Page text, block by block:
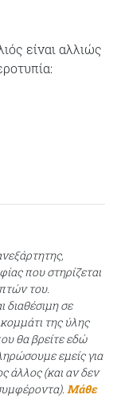
είναι αλλιώς
που στηρίζεται
του.
διαθέσιμη σε
της ύλης
θα βρείτε εδώ
εμείς για
άλλος (και αν δεν
Μάθε